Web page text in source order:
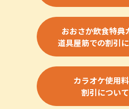
おおさか飲食特典
道具屋筋での割引
カラオケ使用
割引について